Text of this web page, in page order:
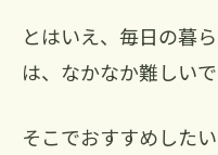
とはいえ、毎日の暮
は、なかなか難しいで
そこでおすすめした